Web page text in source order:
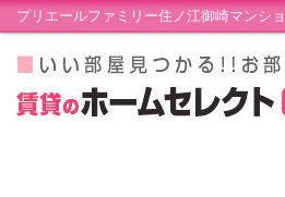
プリエールファミリー住ノ江御崎マンシ